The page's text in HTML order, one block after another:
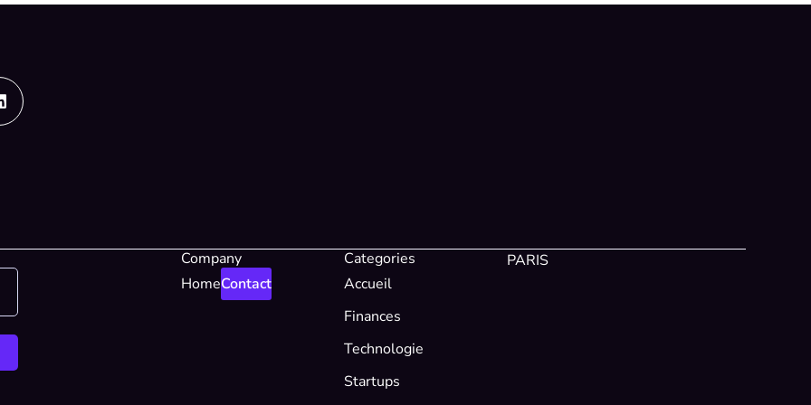
Company
HomeContact
Categories
Accueil
Finances
Technologie
Startups
PARIS